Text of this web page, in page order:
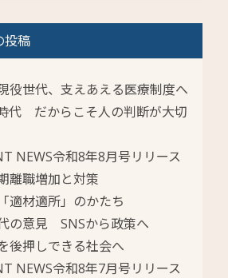
投稿
役世代、支えあえる医療制度へ
代 だからこそ人の判断が大切
NEWS令和8年8月号リリース
離職増加と対策
適材適所」のかたち
の意見 SNSから政策へ
後押しできる社会へ
NEWS令和8年7月号リリース